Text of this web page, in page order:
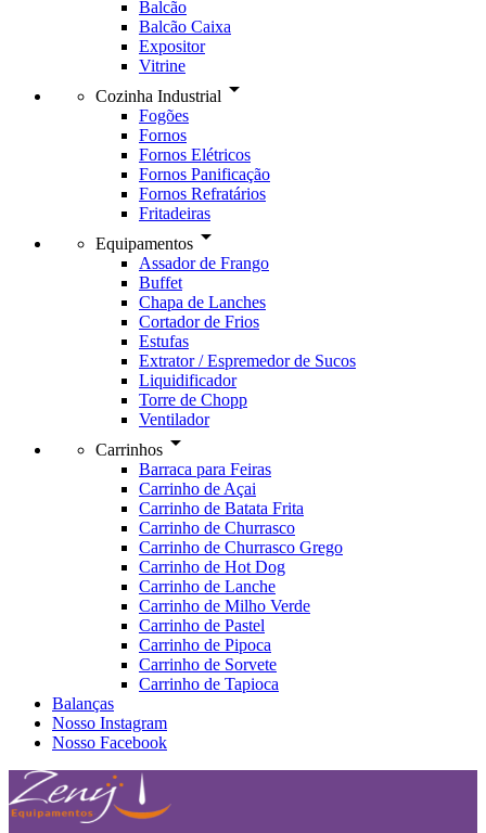
Balcão
Balcão Caixa
Expositor
Vitrine
Cozinha Industrial arrow_drop_down
Fogões
Fornos
Fornos Elétricos
Fornos Panificação
Fornos Refratários
Fritadeiras
Equipamentos arrow_drop_down
Assador de Frango
Buffet
Chapa de Lanches
Cortador de Frios
Estufas
Extrator / Espremedor de Sucos
Liquidificador
Torre de Chopp
Ventilador
Carrinhos arrow_drop_down
Barraca para Feiras
Carrinho de Açai
Carrinho de Batata Frita
Carrinho de Churrasco
Carrinho de Churrasco Grego
Carrinho de Hot Dog
Carrinho de Lanche
Carrinho de Milho Verde
Carrinho de Pastel
Carrinho de Pipoca
Carrinho de Sorvete
Carrinho de Tapioca
Balanças
Nosso Instagram
Nosso Facebook